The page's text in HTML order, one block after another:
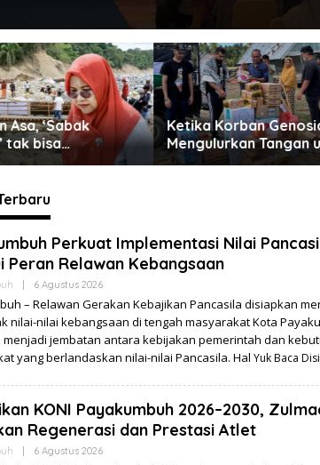
Genosida
Tangan untuk
BPJS, Rohan, dan
Opera Sunyi di
Ramai Tapi Sepi
Perkuat Implementasi Nilai
Peran Relawan Kebangsaan
| 6 Agustus 2026Oleh
– Relawan Gerakan Kebajikan Pancasila disiapkan
nilai-nilai kebangsaan di tengah masyarakat Kota
menjadi jembatan antara kebijakan pemerintah dan
yang berlandaskan nilai-nilai Pancasila. Hal Yuk Baca
KONI Payakumbuh 2026–2030,
Regenerasi dan Prestasi Atlet
| 6 Agustus 2026Oleh